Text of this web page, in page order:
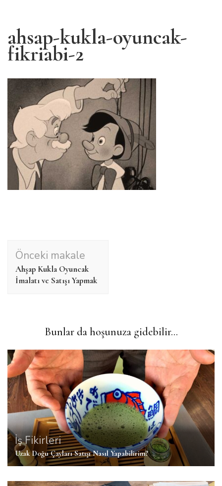
ahsap-kukla-oyuncak-
fikriabi-2
Yazı
dolaşımı
Önceki makale
Ahşap Kukla Oyuncak
İmalatı ve Satışı Yapmak
Bunlar da hoşunuza gidebilir...
İş Fikirleri
Uzak Doğu Çayları Satışı Nasıl Yapabilirim?